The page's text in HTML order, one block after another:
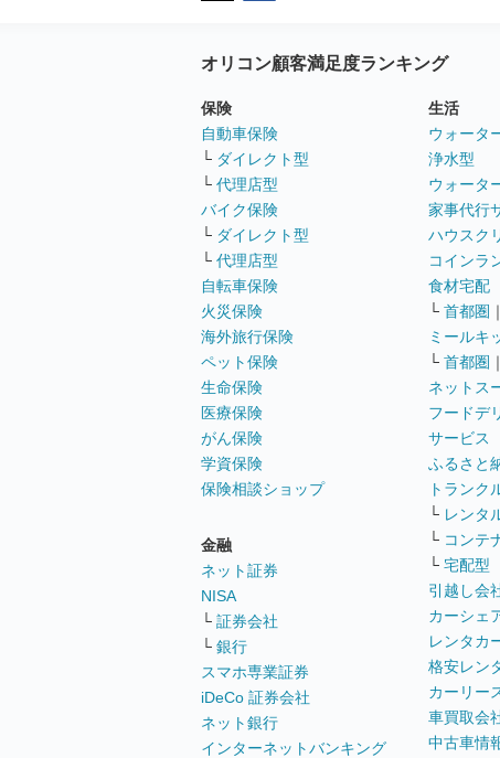
オリコン顧客満足度ランキング
保険
自動車保険
└ ダイレクト型
└ 代理店型
バイク保険
└ ダイレクト型
└ 代理店型
自転車保険
火災保険
海外旅行保険
ペット保険
生命保険
医療保険
がん保険
学資保険
保険相談ショップ
金融
ネット証券
NISA
└ 証券会社
└ 銀行
スマホ専業証券
iDeCo 証券会社
ネット銀行
インターネットバンキング
生活
ウォータ
浄水型
ウォータ
家事代行
ハウスク
コインラ
食材宅配
└ 首都圏 ｜
ミールキ
└ 首都圏 ｜
ネットス
フードデ
サービス
ふるさと
トランク
└ レンタ
└ コンテ
└ 宅配型
引越し会
カーシェ
レンタカ
格安レン
カーリー
車買取会
中古車情